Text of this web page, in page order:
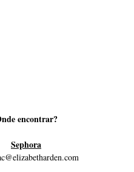
encontrar?
Sephora